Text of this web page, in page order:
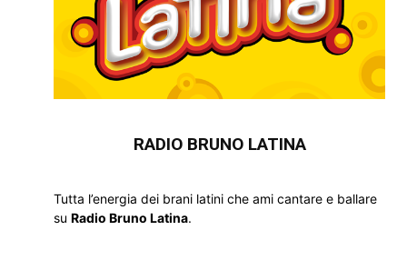
RADIO BRUNO LATINA
Tutta l’energia dei brani latini che ami cantare e ballare
su Radio Bruno Latina.